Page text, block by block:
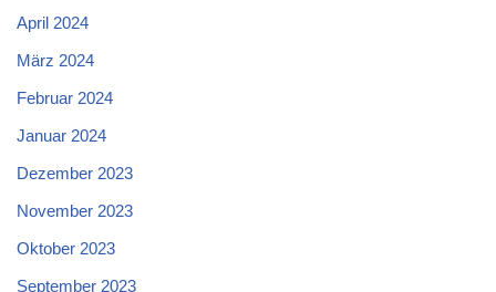
April 2024
März 2024
Februar 2024
Januar 2024
Dezember 2023
November 2023
Oktober 2023
September 2023